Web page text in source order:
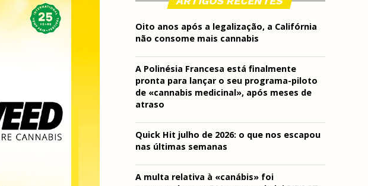
Oito anos após a legalização, a Califórnia
não consome mais cannabis
A Polinésia Francesa está finalmente
pronta para lançar o seu programa-piloto
de «cannabis medicinal», após meses de
atraso
Quick Hit julho de 2026: o que nos escapou
nas últimas semanas
A multa relativa à «canábis» foi